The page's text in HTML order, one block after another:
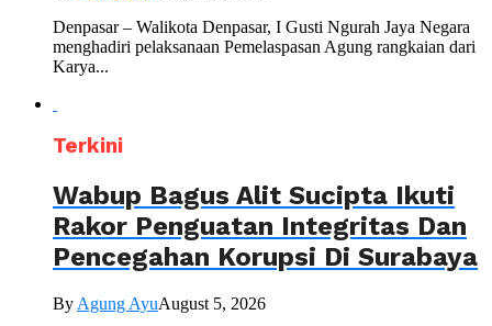
Denpasar – Walikota Denpasar, I Gusti Ngurah Jaya Negara
menghadiri pelaksanaan Pemelaspasan Agung rangkaian dari
Karya...
Terkini
Wabup Bagus Alit Sucipta Ikuti
Rakor Penguatan Integritas Dan
Pencegahan Korupsi Di Surabaya
By Agung AyuAugust 5, 2026